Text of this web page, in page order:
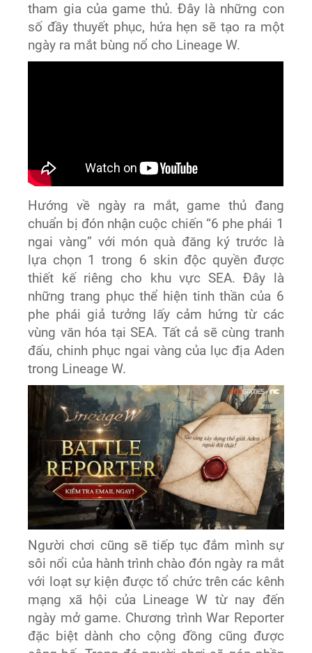
tham gia của game thủ. Đây là những con
số đầy thuyết phục, hứa hẹn sẽ tạo ra một
ngày ra mắt bùng nổ cho Lineage W.
Hướng về ngày ra mắt, game thủ đang
chuẩn bị đón nhận cuộc chiến “6 phe phái 1
ngai vàng” với món quà đăng ký trước là
lựa chọn 1 trong 6 skin độc quyền được
thiết kế riêng cho khu vực SEA. Đây là
những trang phục thể hiện tinh thần của 6
phe phái giả tưởng lấy cảm hứng từ các
vùng văn hóa tại SEA. Tất cả sẽ cùng tranh
đấu, chinh phục ngai vàng của lục địa Aden
trong Lineage W.
Người chơi cũng sẽ tiếp tục đắm mình sự
sôi nổi của hành trình chào đón ngày ra mắt
với loạt sự kiện được tổ chức trên các kênh
mạng xã hội của Lineage W từ nay đến
ngày mở game. Chương trình War Reporter
đặc biệt dành cho cộng đồng cũng được